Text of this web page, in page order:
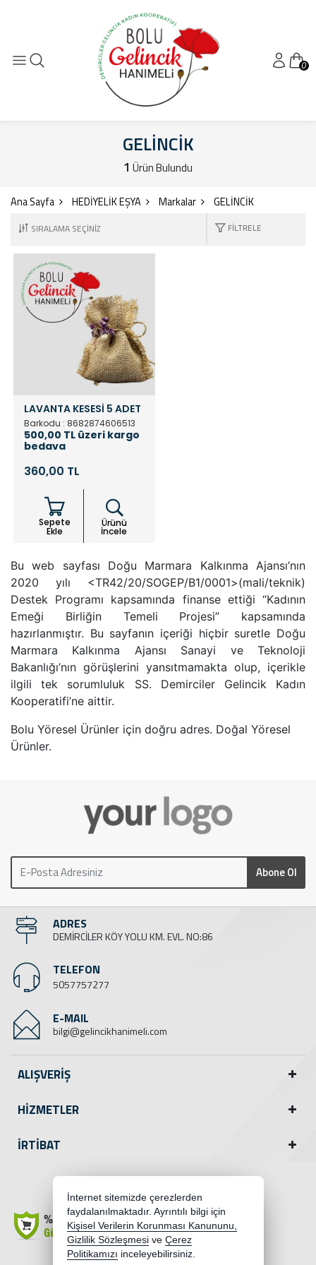
0
GELİNCİK
1 Ürün Bulundu
Ana Sayfa HEDİYELİK EŞYA Markalar GELİNCİK
FILTRELE
Bolu Yöresel Ürünler için doğru adres. Doğal Yöresel
Ürünler.
LAVANTA KESESİ 5 ADET
Barkodu : 8682874606513
500,00 TL üzeri kargo
bedava
360,00 TL
Sepete
Ekle
Ürünü
İncele
Bu web sayfası Doğu Marmara Kalkınma Ajansı’nın
2020 yılı <TR42/20/SOGEP/B1/0001>(mali/teknik)
Destek Programı kapsamında finanse ettiği “Kadının
Emeği Birliğin Temeli Projesi” kapsamında
hazırlanmıştır. Bu sayfanın içeriği hiçbir suretle Doğu
Marmara Kalkınma Ajansı Sanayi ve Teknoloji
Bakanlığı’nın görüşlerini yansıtmamakta olup, içerikle
ilgili tek sorumluluk SS. Demirciler Gelincik Kadın
Kooperatifi’ne aittir.
Abone Ol
ADRES
DEMİRCİLER KÖY YOLU KM. EVL. NO:86
TELEFON
5057757277
E-MAIL
bilgi@gelincikhanimeli.com
ALIŞVERİŞ
HİZMETLER
İRTİBAT
İnternet sitemizde çerezlerden
faydalanılmaktadır. Ayrıntılı bilgi için
Kişisel Verilerin Korunması Kanununu,
Gizlilik Sözleşmesi ve Çerez
Politikamızı inceleyebilirsiniz.